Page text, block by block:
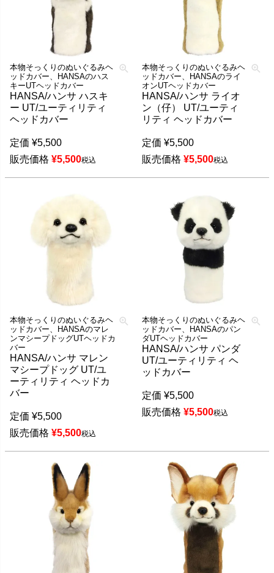
本物そっくりのぬいぐるみヘ
ッドカバー、HANSAのハス
キーUTヘッドカバー
HANSA/ハンサ ハスキ
ー UT/ユーティリティ
ヘッドカバー
定価 ¥5,500
販売価格 ¥5,500税込
本物そっくりのぬいぐるみヘ
ッドカバー、HANSAのライ
オンUTヘッドカバー
HANSA/ハンサ ライオ
ン（仔） UT/ユーティ
リティ ヘッドカバー
定価 ¥5,500
販売価格 ¥5,500税込
本物そっくりのぬいぐるみヘ
ッドカバー、HANSAのマレ
ンマシープドッグUTヘッドカ
バー
HANSA/ハンサ マレン
マシープドッグ UT/ユ
ーティリティ ヘッドカ
バー
定価 ¥5,500
販売価格 ¥5,500税込
本物そっくりのぬいぐるみヘ
ッドカバー、HANSAのパン
ダUTヘッドカバー
HANSA/ハンサ パンダ
UT/ユーティリティ ヘ
ッドカバー
定価 ¥5,500
販売価格 ¥5,500税込